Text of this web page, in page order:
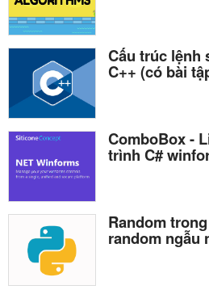
Cấu trúc lệnh
C++ (có bài
ComboBox -
trình C#
Random
random ngẫu